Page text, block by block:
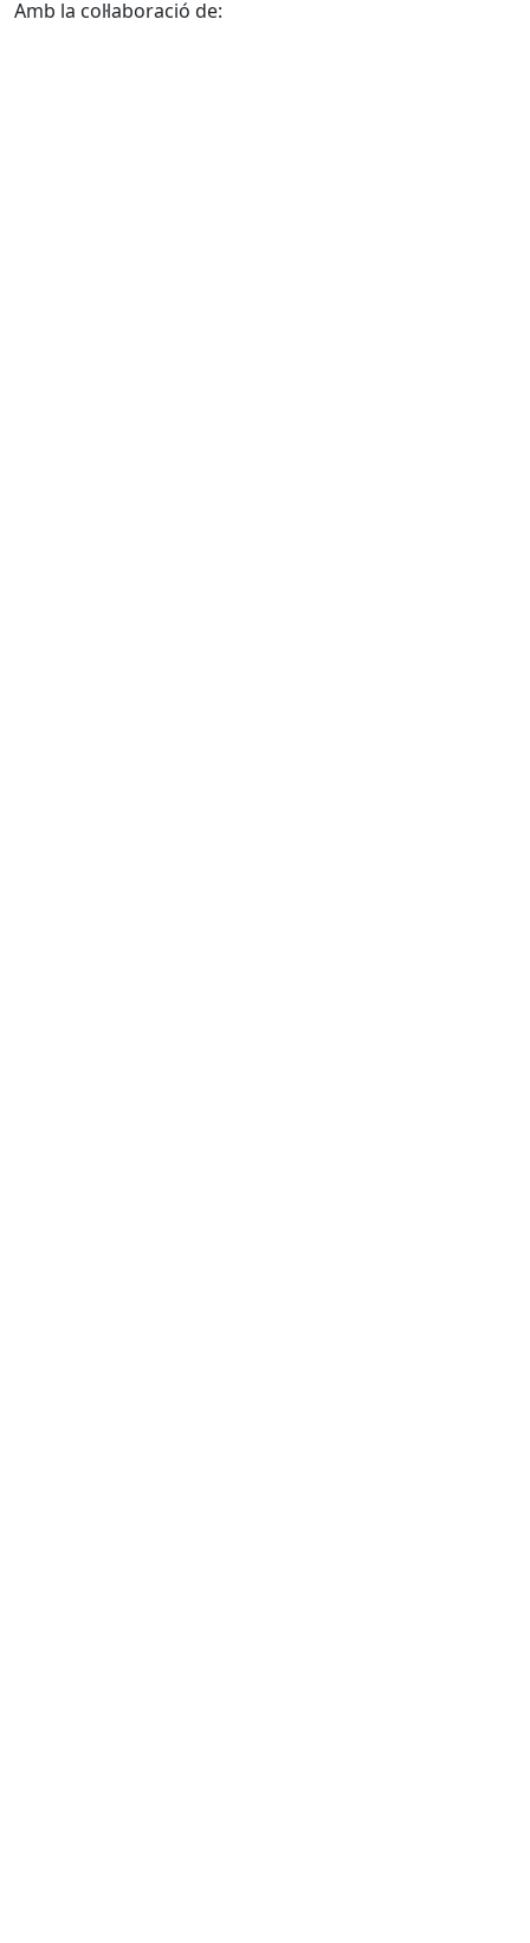
Amb la col·laboració de: